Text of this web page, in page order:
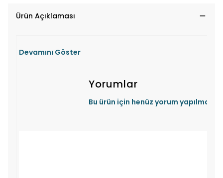
Ürün Açıklaması
Devamını Göster
Yorumlar
Bu ürün için henüz yorum